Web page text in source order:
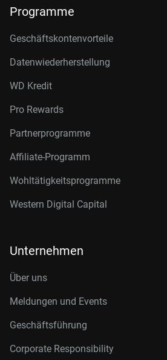
Programme
Geschäftskontenvorteile
Datenwiederherstellung
WD Kredit
Pro Rewards
Partnerprogramme
Affiliate-Programm
Wohltätigkeitsprogramme
Western Digital Capital
Unternehmen
Über uns
Meldungen und Events
Geschäftsführung
Corporate Responsibility